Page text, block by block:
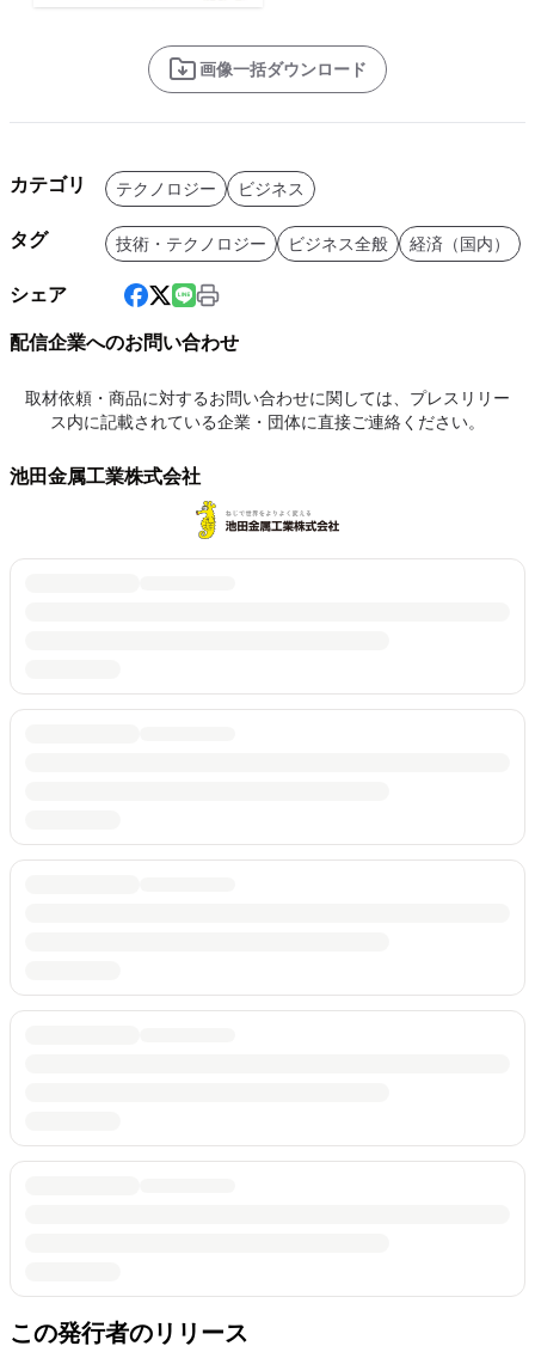
画像一括ダウンロード
カテゴリ テクノロジー ビジネス
タグ 技術・テクノロジー ビジネス全般 経済（国内）
シェア
配信企業へのお問い合わせ
取材依頼・商品に対するお問い合わせに関しては、プレスリリー
ス内に記載されている企業・団体に直接ご連絡ください。
池田金属工業株式会社
この発行者のリリース